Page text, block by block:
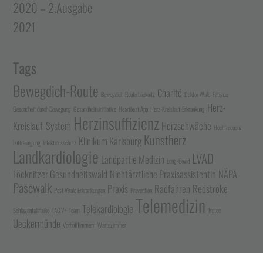
2020 – 2.Ausgabe
2021
Tags
Bewegdich-Route Bewegdich-Route Löcknitz Charité Doktor Wald Fatigue
Gesundheit durch Bewegung
Gesundheitsinitiative Heartbeat App Herz-Kreislauf-Erkrankung Herz-
Kreislauf-System Herzinsuffizienz Herzschwäche Hochfrequenz
Luftreinigung
Infektionsschutz Klinikum Karlsburg Kunstherz
Landkardiologie Landpartie Medizin Long-Covid LVAD
Löcknitzer Gesundheitswald Nichtärztliche Praxisassistentin NÄPA
Pasewalk Post Virale Erkrankungen Praxis Prävention Radfahren Redstroke
Schlaganfallrisiko TAC V+ Team Telekardiologie Telemedizin Trotec
Ueckermünde Vorhofflimmern Wartezimmer